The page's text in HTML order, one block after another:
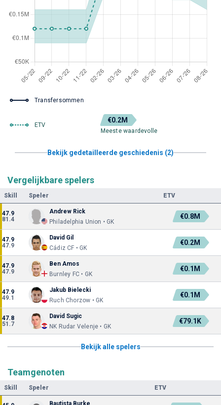
Transfersommen
ETV
€0.2M
Meeste waardevolle
Bekijk gedetailleerde geschiedenis (2)
Vergelijkbare spelers
Skill Speler ETV
47.9
81.4
Andrew Rick
Philadelphia Union • GK
€0.8M
47.9
47.9
David Gil
Cádiz CF • GK
€0.2M
47.9
47.9
Ben Amos
Burnley FC • GK
€0.1M
47.9
49.1
Jakub Bielecki
Ruch Chorzow • GK
€0.1M
47.8
51.7
David Sugic
NK Rudar Velenje • GK
€79.1K
Bekijk alle spelers
Teamgenoten
Skill Speler ETV
Bautista Burke